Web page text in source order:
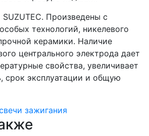
Произведены с
технологий, никелевого
керамики. Наличие
центрального электрода дает
свойства, увеличивает
срок эксплуатации и общую
зажигания